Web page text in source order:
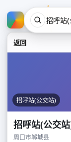
返回
招呼站(公交站)
招呼站(公交
周口市郸城县